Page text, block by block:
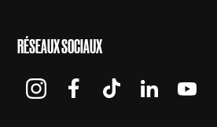
RÉSEAUX SOCIAUX